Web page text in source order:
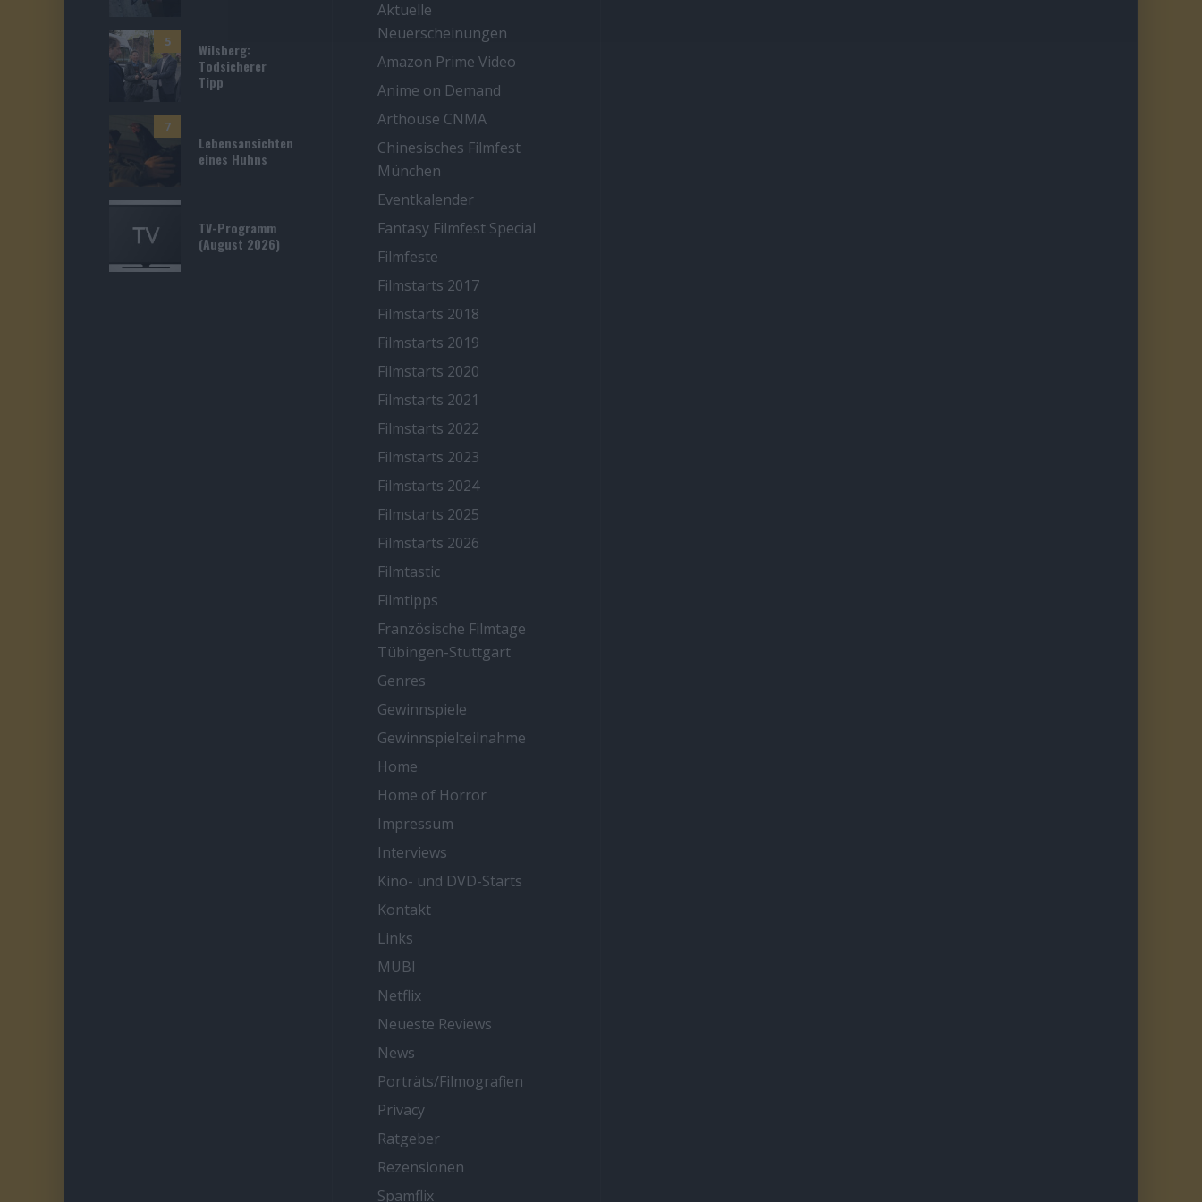
5
Wilsberg:
Todsicherer
Tipp
7
Lebensansichten
eines Huhns
TV-Programm
(August 2026)
Aktuelle
Neuerscheinungen
Amazon Prime Video
Anime on Demand
Arthouse CNMA
Chinesisches Filmfest
München
Eventkalender
Fantasy Filmfest Special
Filmfeste
Filmstarts 2017
Filmstarts 2018
Filmstarts 2019
Filmstarts 2020
Filmstarts 2021
Filmstarts 2022
Filmstarts 2023
Filmstarts 2024
Filmstarts 2025
Filmstarts 2026
Filmtastic
Filmtipps
Französische Filmtage
Tübingen-Stuttgart
Genres
Gewinnspiele
Gewinnspielteilnahme
Home
Home of Horror
Impressum
Interviews
Kino- und DVD-Starts
Kontakt
Links
MUBI
Netflix
Neueste Reviews
News
Porträts/Filmografien
Privacy
Ratgeber
Rezensionen
Spamflix